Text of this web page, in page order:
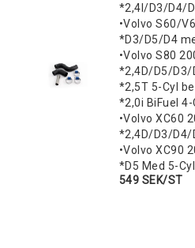
*2,4I/D3/D4/
•Volvo S60/
*D3/D5/D4
•Volvo S80
*2,4D/D5/D3/
*2,5T 5-Cyl
*2,0i BiFuel
•Volvo XC60
*2,4D/D3/D4/
•Volvo XC90
*D5 Med 5-
549 SEK/ST